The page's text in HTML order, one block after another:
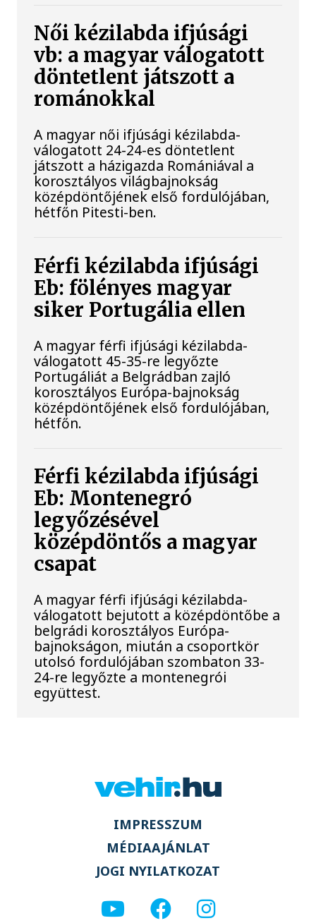
Női kézilabda ifjúsági
vb: a magyar válogatott
döntetlent játszott a
románokkal
A magyar női ifjúsági kézilabda-
válogatott 24-24-es döntetlent
játszott a házigazda Romániával a
korosztályos világbajnokság
középdöntőjének első fordulójában,
hétfőn Pitesti-ben.
Férfi kézilabda ifjúsági
Eb: fölényes magyar
siker Portugália ellen
A magyar férfi ifjúsági kézilabda-
válogatott 45-35-re legyőzte
Portugáliát a Belgrádban zajló
korosztályos Európa-bajnokság
középdöntőjének első fordulójában,
hétfőn.
Férfi kézilabda ifjúsági
Eb: Montenegró
legyőzésével
középdöntős a magyar
csapat
A magyar férfi ifjúsági kézilabda-
válogatott bejutott a középdöntőbe a
belgrádi korosztályos Európa-
bajnokságon, miután a csoportkör
utolsó fordulójában szombaton 33-
24-re legyőzte a montenegrói
együttest.
IMPRESSZUM
MÉDIAAJÁNLAT
JOGI NYILATKOZAT